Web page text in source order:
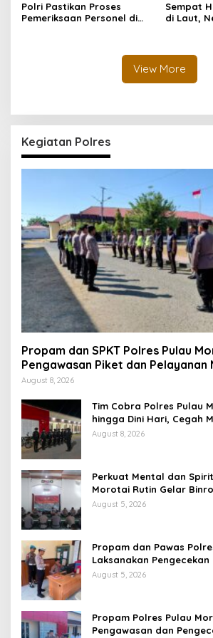
Polri Pastikan Proses
Pemeriksaan Personel di
Sempat
di Laut,
View More
Kegiatan Polres
Propam dan SPKT Polres Pulau
Pengawasan Piket dan Pelayanan
Selama 1×24 Jam
August 8, 2026
Tim Cobra Polres Pulau
hingga Dini Hari, Cegah
Gangguan Kamtibmas
August 8, 2026
Perkuat Mental dan
Morotai Rutin Gelar
Personel Berintegritas
August 5, 2026
Propam dan Pawas
Laksanakan Pengecekan
Pastikan Masyarakat
August 5, 2026
Propam Polres Pulau
Pengawasan dan